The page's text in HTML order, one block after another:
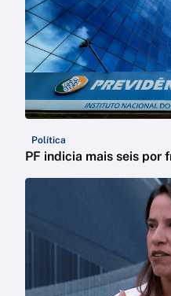
Política
PF indicia mais seis por